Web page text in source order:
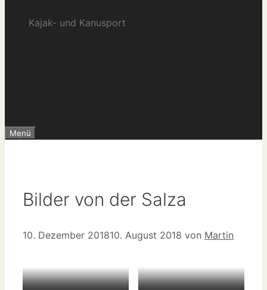
Kajak- und Kanusport
Menü
Bilder von der Salza
10. Dezember 201810. August 2018 von Martin